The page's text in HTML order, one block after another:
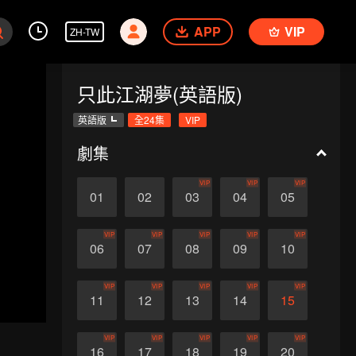
ZH-TW APP VIP
只此江湖夢(英語版)
英語版 全24集 VIP
劇集
01 02 03
VIP
04
VIP
05
VIP
06
VIP
07
VIP
08
VIP
09
VIP
10
VIP
11
VIP
12
VIP
13
VIP
14
VIP
15
VIP
16
VIP
17
VIP
18
VIP
19
VIP
20
VIP